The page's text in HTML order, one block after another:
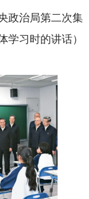
政治局第二次集
学习时的讲话）